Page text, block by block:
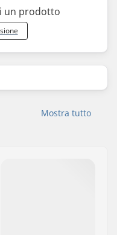
un prodotto
Mostra tutto